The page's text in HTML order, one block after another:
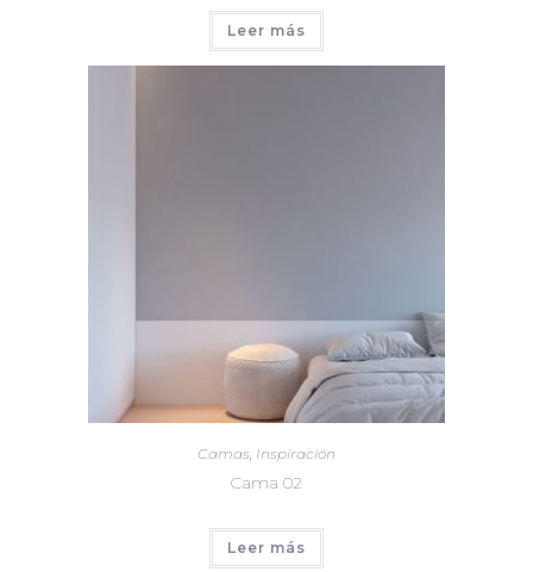
Leer más
Camas, Inspiración
Cama 02
Leer más